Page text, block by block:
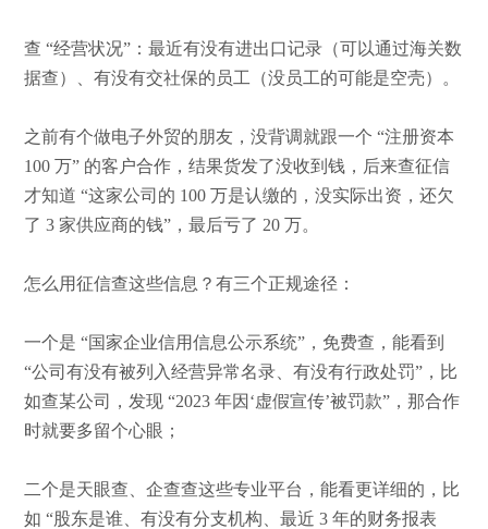
查 “经营状况”：最近有没有进出口记录（可以通过海关数
据查）、有没有交社保的员工（没员工的可能是空壳）。
之前有个做电子外贸的朋友，没背调就跟一个 “注册资本
100 万” 的客户合作，结果货发了没收到钱，后来查征信
才知道 “这家公司的 100 万是认缴的，没实际出资，还欠
了 3 家供应商的钱”，最后亏了 20 万。
怎么用征信查这些信息？有三个正规途径：
一个是 “国家企业信用信息公示系统”，免费查，能看到
“公司有没有被列入经营异常名录、有没有行政处罚”，比
如查某公司，发现 “2023 年因‘虚假宣传’被罚款”，那合作
时就要多留个心眼；
二个是天眼查、企查查这些专业平台，能看更详细的，比
如 “股东是谁、有没有分支机构、最近 3 年的财务报表